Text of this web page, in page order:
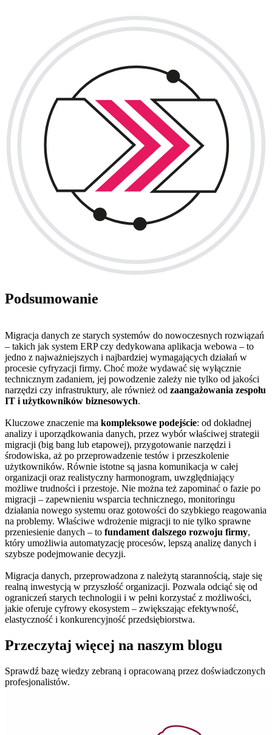
Podsumowanie
Migracja danych ze starych systemów do nowoczesnych rozwiązań
– takich jak system ERP czy dedykowana aplikacja webowa – to
jedno z najważniejszych i najbardziej wymagających działań w
procesie cyfryzacji firmy. Choć może wydawać się wyłącznie
technicznym zadaniem, jej powodzenie zależy nie tylko od jakości
narzędzi czy infrastruktury, ale również od zaangażowania zespołu
IT i użytkowników biznesowych.
Kluczowe znaczenie ma kompleksowe podejście: od dokładnej
analizy i uporządkowania danych, przez wybór właściwej strategii
migracji (big bang lub etapowej), przygotowanie narzędzi i
środowiska, aż po przeprowadzenie testów i przeszkolenie
użytkowników. Równie istotne są jasna komunikacja w całej
organizacji oraz realistyczny harmonogram, uwzględniający
możliwe trudności i przestoje. Nie można też zapominać o fazie po
migracji – zapewnieniu wsparcia technicznego, monitoringu
działania nowego systemu oraz gotowości do szybkiego reagowania
na problemy. Właściwe wdrożenie migracji to nie tylko sprawne
przeniesienie danych – to fundament dalszego rozwoju firmy,
który umożliwia automatyzację procesów, lepszą analizę danych i
szybsze podejmowanie decyzji.
Migracja danych, przeprowadzona z należytą starannością, staje się
realną inwestycją w przyszłość organizacji. Pozwala odciąć się od
ograniczeń starych technologii i w pełni korzystać z możliwości,
jakie oferuje cyfrowy ekosystem – zwiększając efektywność,
elastyczność i konkurencyjność przedsiębiorstwa.
Przeczytaj więcej na naszym blogu
Sprawdź bazę wiedzy zebraną i opracowaną przez doświadczonych
profesjonalistów.